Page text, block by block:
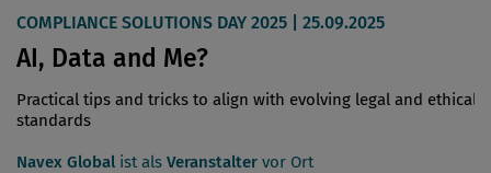
COMPLIANCE SOLUTIONS DAY 2025 | 25.09.2025
AI, Data and Me?
Practical tips and tricks to align with evolving legal and ethical
standards
Navex Global ist als Veranstalter vor Ort